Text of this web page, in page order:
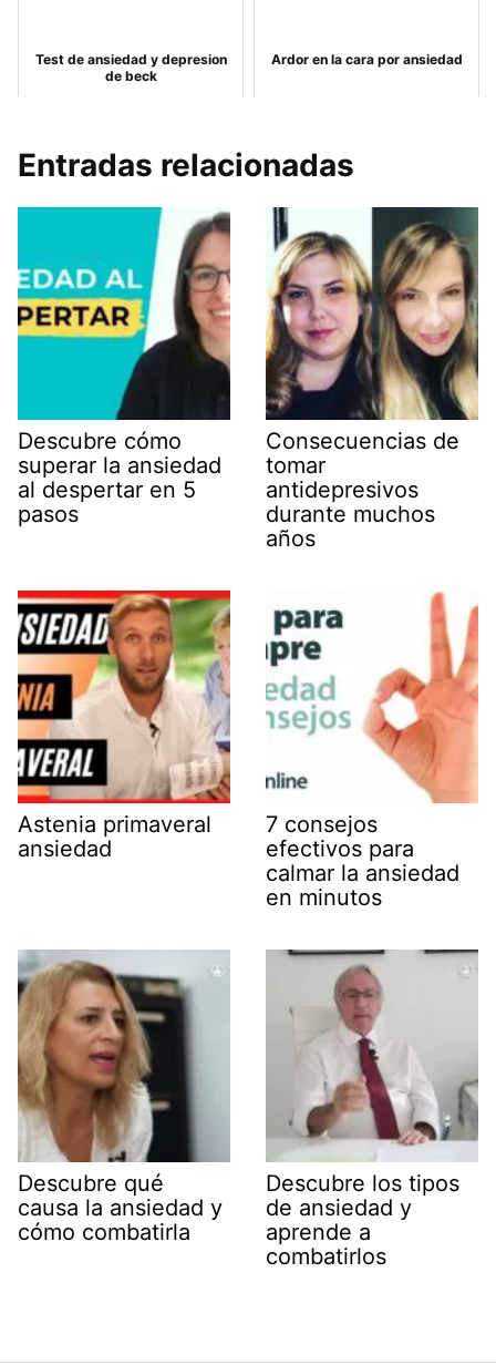
Test de ansiedad y depresion
de beck
Ardor en la cara por ansiedad
Entradas relacionadas
Descubre cómo
superar la ansiedad
al despertar en 5
pasos
Consecuencias de
tomar
antidepresivos
durante muchos
años
Astenia primaveral
ansiedad
7 consejos
efectivos para
calmar la ansiedad
en minutos
Descubre qué
causa la ansiedad y
cómo combatirla
Descubre los tipos
de ansiedad y
aprende a
combatirlos